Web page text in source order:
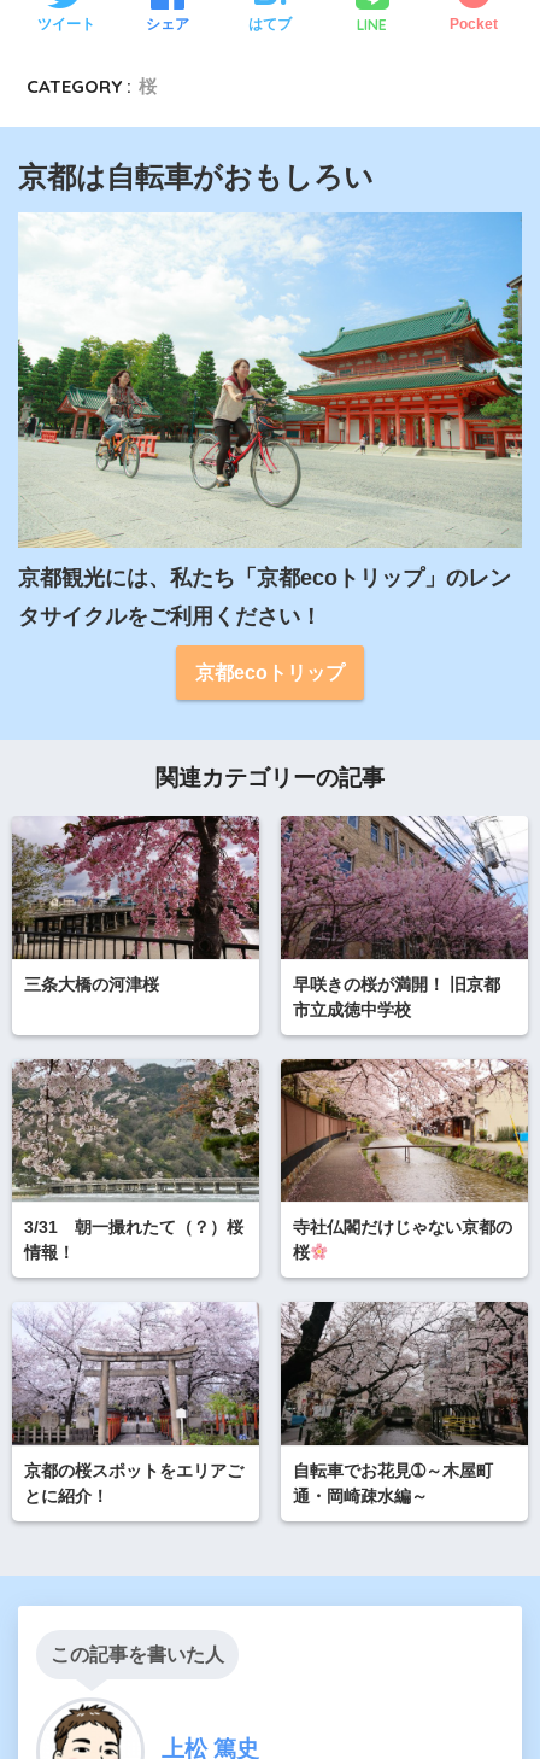
ツイート シェア はてブ LINE Pocket
CATEGORY : 桜
京都は自転車がおもしろい
京都観光には、私たち「京都ecoトリップ」のレン
タサイクルをご利用ください！
京都ecoトリップ
関連カテゴリーの記事
三条大橋の河津桜
早咲きの桜が満開！ 旧京都
市立成徳中学校
3/31 朝一撮れたて（？）桜
情報！
寺社仏閣だけじゃない京都の
桜
京都の桜スポットをエリアご
とに紹介！
自転車でお花見➀～木屋町
通・岡崎疎水編～
この記事を書いた人
上松 篤史